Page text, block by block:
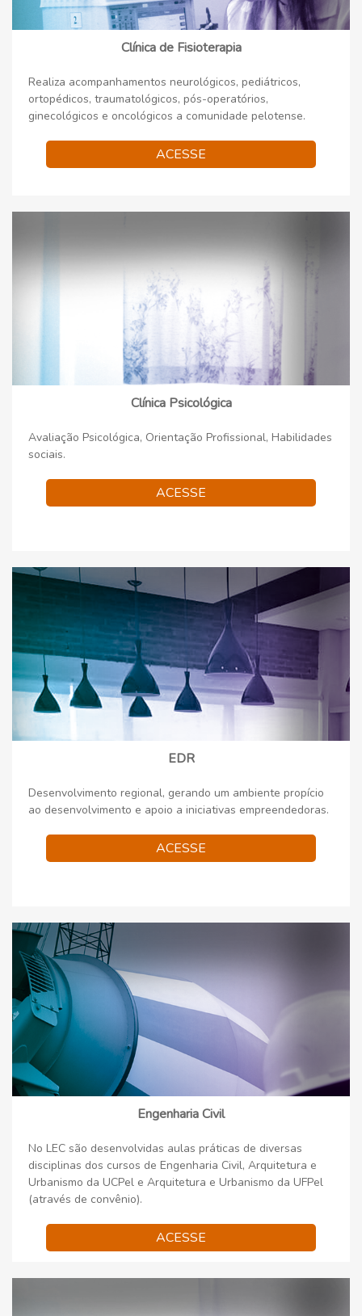
Clínica de Fisioterapia
Realiza acompanhamentos neurológicos, pediátricos,
ortopédicos, traumatológicos, pós-operatórios,
ginecológicos e oncológicos a comunidade pelotense.
ACESSE
Clínica Psicológica
Avaliação Psicológica, Orientação Profissional, Habilidades
sociais.
ACESSE
EDR
Desenvolvimento regional, gerando um ambiente propício
ao desenvolvimento e apoio a iniciativas empreendedoras.
ACESSE
Engenharia Civil
No LEC são desenvolvidas aulas práticas de diversas
disciplinas dos cursos de Engenharia Civil, Arquitetura e
Urbanismo da UCPel e Arquitetura e Urbanismo da UFPel
(através de convênio).
ACESSE